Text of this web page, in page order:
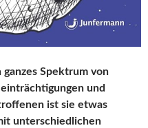
ganzes Spektrum von
und
ist sie etwas
unterschiedlichen